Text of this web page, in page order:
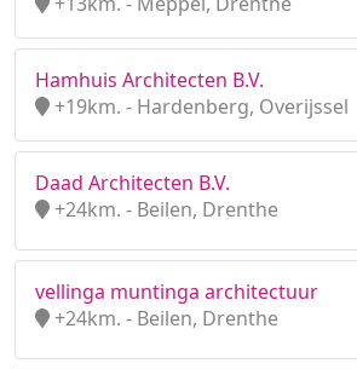
Hamhuis Architecten B.V.
+19km. - Hardenberg, Overijssel
Daad Architecten B.V.
+24km. - Beilen, Drenthe
vellinga muntinga architectuur
+24km. - Beilen, Drenthe